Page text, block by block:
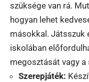
szüksége van rá.
hogyan lehet
másokkal. Játsszuk
iskolában
megosztását vagy a
Szerepjáték: